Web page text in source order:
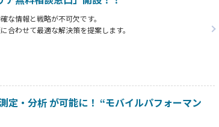
な情報と戦略が不可欠です。
合わせて最適な解決策を提案します。
定・分析 が可能に！ “モバイルパフォーマン